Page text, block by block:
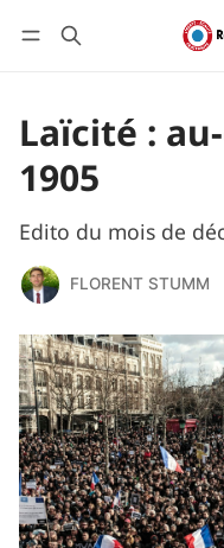
Connexion
Laïcité :
1905
Edito du mois de
FLORENT STUMM